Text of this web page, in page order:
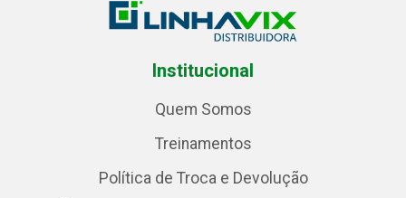
Institucional
Quem Somos
Treinamentos
Política de Troca e Devolução